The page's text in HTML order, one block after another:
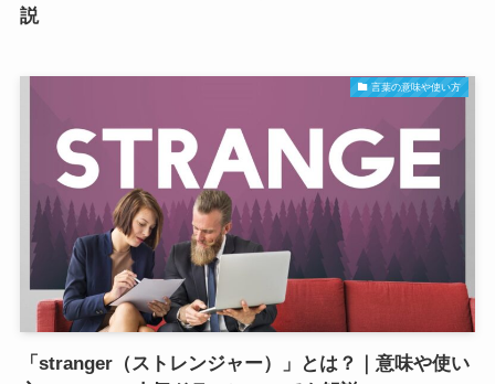
説
言葉の意味や使い方
「stranger（ストレンジャー）」とは？｜意味や使い